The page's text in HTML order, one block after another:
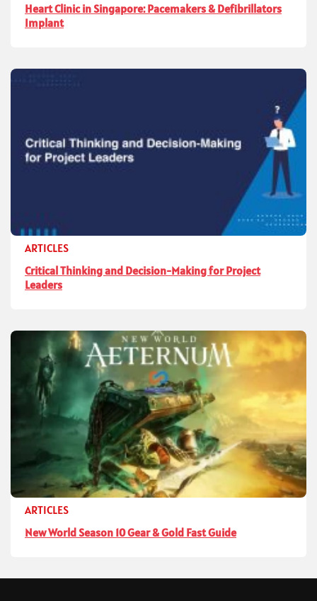
Heart Clinic in Singapore: Pacemakers & Defibrillators
Implant
ARTICLES
Critical Thinking and Decision-Making for Project
Leaders
ARTICLES
New World Season 10 Gear & Gold Fast Guide